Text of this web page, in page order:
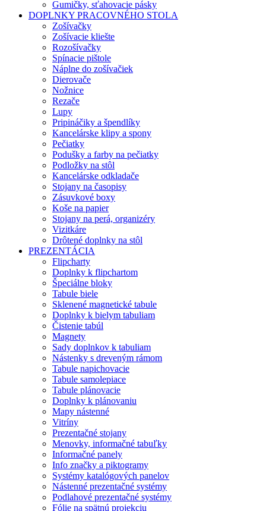
Gumičky, sťahovacie pásky
DOPLNKY PRACOVNÉHO STOLA
Zošívačky
Zošívacie kliešte
Rozošívačky
Spínacie pištole
Náplne do zošívačiek
Dierovače
Nožnice
Rezače
Lupy
Pripináčiky a špendlíky
Kancelárske klipy a spony
Pečiatky
Podušky a farby na pečiatky
Podložky na stôl
Kancelárske odkladače
Stojany na časopisy
Zásuvkové boxy
Koše na papier
Stojany na perá, organizéry
Vizitkáre
Drôtené doplnky na stôl
PREZENTÁCIA
Flipcharty
Doplnky k flipchartom
Špeciálne bloky
Tabule biele
Sklenené magnetické tabule
Doplnky k bielym tabuliam
Čistenie tabúl
Magnety
Sady doplnkov k tabuliam
Nástenky s dreveným rámom
Tabule napichovacie
Tabule samolepiace
Tabule plánovacie
Doplnky k plánovaniu
Mapy nástenné
Vitríny
Prezentačné stojany
Menovky, informačné tabuľky
Informačné panely
Info značky a piktogramy
Systémy katalógových panelov
Nástenné prezentačné systémy
Podlahové prezentačné systémy
Fólie na spätnú projekciu